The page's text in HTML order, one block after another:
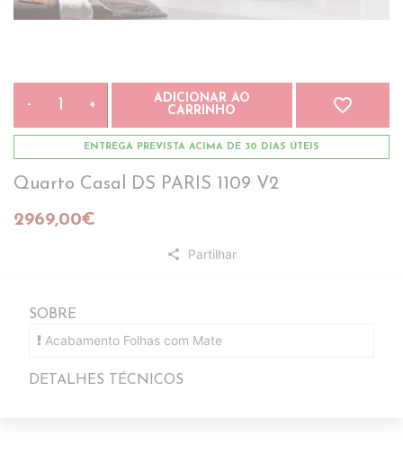
- +
ADICIONAR AO
CARRINHO
favorite_border
ENTREGA PREVISTA ACIMA DE 30 DIAS ÚTEIS
Quarto Casal DS PARIS 1109 V2
2969,00€
share Partilhar
SOBRE
Acabamento Folhas com Mate
DETALHES TÉCNICOS